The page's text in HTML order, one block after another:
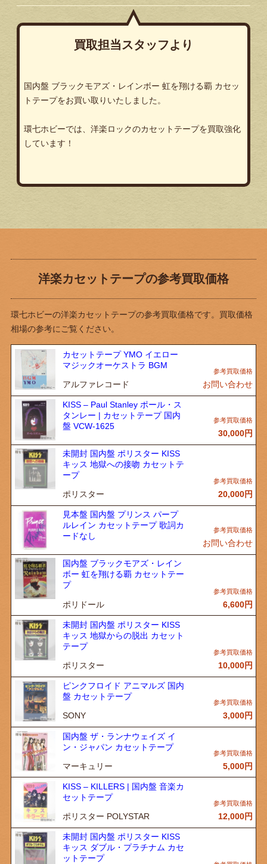
買取担当スタッフより
国内盤 ブラックモアズ・レインボー 虹を翔ける覇 カセッ
トテープをお買い取りいたしました。
環七ホビーでは、洋楽ロックのカセットテープを買取強化
しています！
洋楽カセットテープの参考買取価格
環七ホビーの洋楽カセットテープの参考買取価格です。買取価格
相場の参考にご覧ください。
カセットテープ YMO イエロー
マジックオーケストラ BGM
アルファレコード お問い合わせ
KISS – Paul Stanley ポール・ス
タンレー | カセットテープ 国内
盤 VCW-1625
30,000円
未開封 国内盤 ポリスター KISS
キッス 地獄への接吻 カセットテ
ープ
ポリスター 20,000円
見本盤 国内盤 プリンス パープ
ルレイン カセットテープ 歌詞カ
ードなし
お問い合わせ
国内盤 ブラックモアズ・レイン
ボー 虹を翔ける覇 カセットテー
プ
ポリドール 6,600円
未開封 国内盤 ポリスター KISS
キッス 地獄からの脱出 カセット
テープ
ポリスター 10,000円
ピンクフロイド アニマルズ 国内
盤 カセットテープ
SONY 3,000円
国内盤 ザ・ランナウェイズ イ
ン・ジャパン カセットテープ
マーキュリー 5,000円
KISS – KILLERS | 国内盤 音楽カ
セットテープ
ポリスター POLYSTAR 12,000円
未開封 国内盤 ポリスター KISS
キッス ダブル・プラチナム カセ
ットテープ